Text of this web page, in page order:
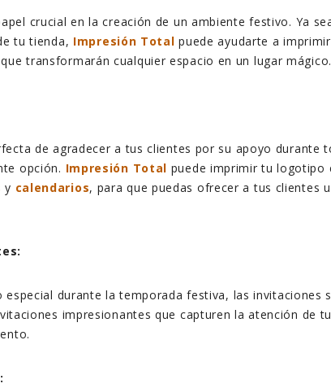
crucial en la creación de un ambiente festivo. Ya
tu tienda, Impresión Total puede ayudarte a
que transformarán cualquier espacio en un lugar mágico.
de agradecer a tus clientes por su apoyo durante
opción. Impresión Total puede imprimir tu logotipo
y calendarios, para que puedas ofrecer a tus clientes
durante la temporada festiva, las invitaciones
impresionantes que capturen la atención de